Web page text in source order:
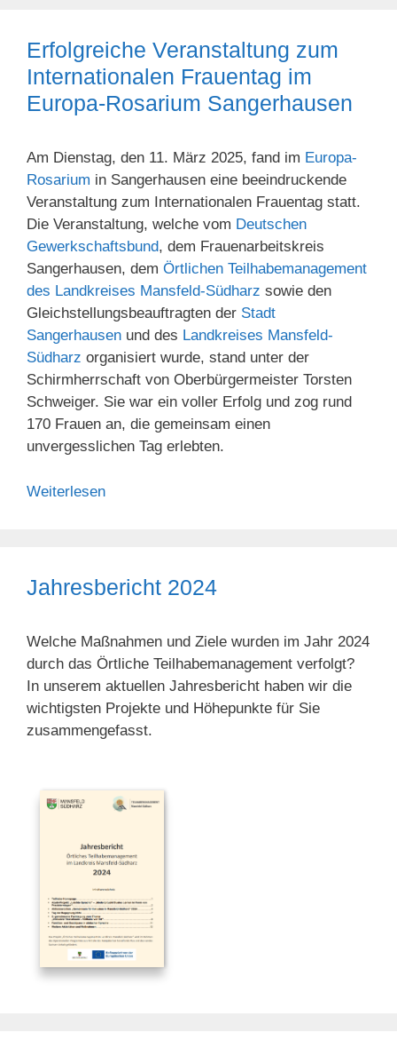
Erfolgreiche Veranstaltung zum
Internationalen Frauentag im
Europa-Rosarium Sangerhausen
Am Dienstag, den 11. März 2025, fand im Europa-
Rosarium in Sangerhausen eine beeindruckende
Veranstaltung zum Internationalen Frauentag statt.
Die Veranstaltung, welche vom Deutschen
Gewerkschaftsbund, dem Frauenarbeitskreis
Sangerhausen, dem Örtlichen Teilhabemanagement
des Landkreises Mansfeld-Südharz sowie den
Gleichstellungsbeauftragten der Stadt
Sangerhausen und des Landkreises Mansfeld-
Südharz organisiert wurde, stand unter der
Schirmherrschaft von Oberbürgermeister Torsten
Schweiger. Sie war ein voller Erfolg und zog rund
170 Frauen an, die gemeinsam einen
unvergesslichen Tag erlebten.
Weiterlesen
Jahresbericht 2024
Welche Maßnahmen und Ziele wurden im Jahr 2024
durch das Örtliche Teilhabemanagement verfolgt?
In unserem aktuellen Jahresbericht haben wir die
wichtigsten Projekte und Höhepunkte für Sie
zusammengefasst.